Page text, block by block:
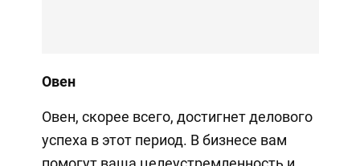
Овен
Овен, скорее всего, достигнет делового
успеха в этот период. В бизнесе вам